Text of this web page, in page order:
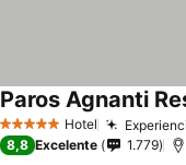
5 Estrellas Hotel
Paros Agnanti
8,8 Excelente 1.779